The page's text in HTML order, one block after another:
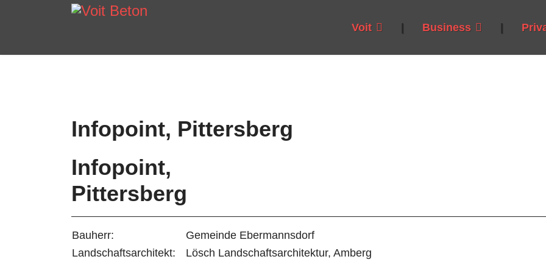
Voit Business
Infopoint, Pittersberg
Infopoint,
Pittersberg
Bauherr:
Gemeinde Ebermannsdorf
Landschaftsarchitekt:
Lösch Landschaftsarchitektur, Amberg